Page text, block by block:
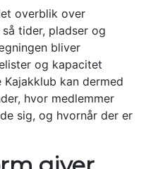
overblik over
tider, pladser og
bliver
og kapacitet
kan dermed
hvor medlemmer
sig, og hvornår der er